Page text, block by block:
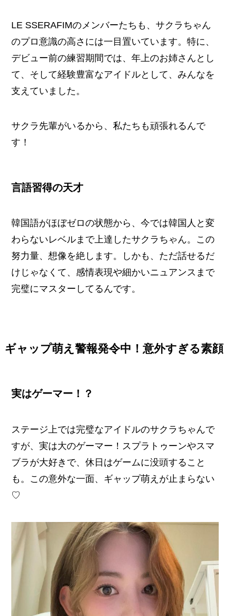
LE SSERAFIMのメンバーたちも、サクラちゃん
のプロ意識の高さには一目置いています。特に、
デビュー前の練習期間では、年上のお姉さんとし
て、そして経験豊富なアイドルとして、みんなを
支えていました。
サクラ先輩がいるから、私たちも頑張れるんで
す！
言語習得の天才
韓国語がほぼゼロの状態から、今では韓国人と変
わらないレベルまで上達したサクラちゃん。この
努力量、想像を絶します。しかも、ただ話せるだ
けじゃなくて、感情表現や細かいニュアンスまで
完璧にマスターしてるんです。
ギャップ萌え警報発令中！意外すぎる素顔
実はゲーマー！？
ステージ上では完璧なアイドルのサクラちゃんで
すが、実は大のゲーマー！スプラトゥーンやスマ
ブラが大好きで、休日はゲームに没頭すること
も。この意外な一面、ギャップ萌えが止まらない
♡